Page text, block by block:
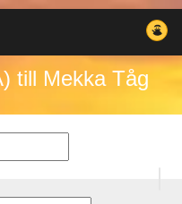
till Mekka Tåg